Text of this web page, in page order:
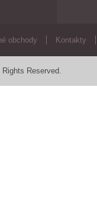
obchody Kontakty
Reserved.